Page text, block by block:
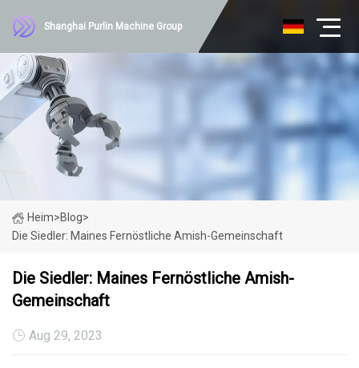
Shanghai Purlin Machine Group
Heim>Blog>
Die Siedler: Maines Fernöstliche Amish-Gemeinschaft
Die Siedler: Maines Fernöstliche Amish-
Gemeinschaft
Aug 29, 2023